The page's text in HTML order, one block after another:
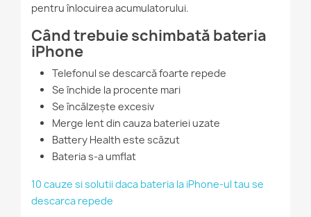
pentru înlocuirea acumulatorului.
Când trebuie schimbată bateria
iPhone
Telefonul se descarcă foarte repede
Se închide la procente mari
Se încălzește excesiv
Merge lent din cauza bateriei uzate
Battery Health este scăzut
Bateria s-a umflat
10 cauze si solutii daca bateria la iPhone-ul tau se
descarca repede